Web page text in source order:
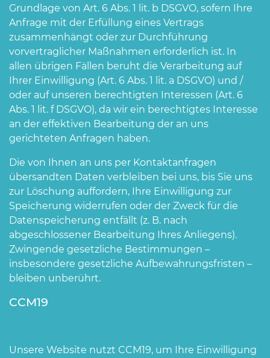
Grundlage von Art. 6 Abs. 1 lit. b DSGVO, sofern Ihre
Anfrage mit der Erfüllung eines Vertrags
zusammenhängt oder zur Durchführung
vorvertraglicher Maßnahmen erforderlich ist. In
allen übrigen Fällen beruht die Verarbeitung auf
Ihrer Einwilligung (Art. 6 Abs. 1 lit. a DSGVO) und /
oder auf unseren berechtigten Interessen (Art. 6
Abs. 1 lit. f DSGVO), da wir ein berechtigtes Interesse
an der effektiven Bearbeitung der an uns
gerichteten Anfragen haben.
Die von Ihnen an uns per Kontaktanfragen
übersandten Daten verbleiben bei uns, bis Sie uns
zur Löschung auffordern, Ihre Einwilligung zur
Speicherung widerrufen oder der Zweck für die
Datenspeicherung entfällt (z. B. nach
abgeschlossener Bearbeitung Ihres Anliegens).
Zwingende gesetzliche Bestimmungen –
insbesondere gesetzliche Aufbewahrungsfristen –
bleiben unberührt.
CCM19
Unsere Website nutzt CCM19, um Ihre Einwilligung